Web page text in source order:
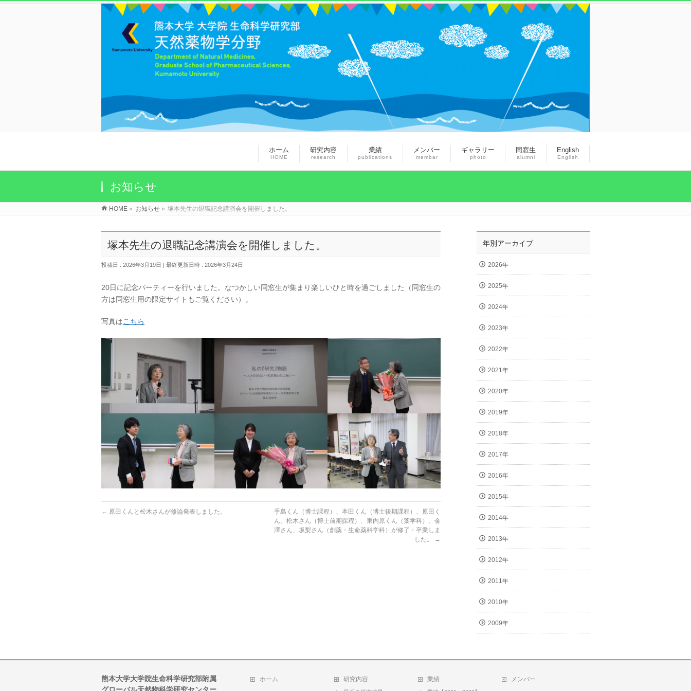
ホーム
HOME
研究内容
research
業績
publications
メンバー
membar
ギャラリー
photo
同窓生
alumni
English
English
お知らせ
HOME » お知らせ » 塚本先生の退職記念講演会を開催しました。
塚本先生の退職記念講演会を開催しました。
投稿日 : 2026年3月19日 最終更新日時 : 2026年3月24日
20日に記念パーティーを行いました。なつかしい同窓生が集まり楽しいひと時を過ごしました（同窓生の
方は同窓生用の限定サイトもご覧ください）。
写真はこちら
← 原田くんと松木さんが修論発表しました。
手島くん（博士課程）、本田くん（博士後期課程）、原田く
ん、松木さん（博士前期課程）、東内原くん（薬学科）、金
澤さん、坂梨さん（創薬・生命薬科学科）が修了・卒業しま
した。
→
年別アーカイブ
2026年
2025年
2024年
2023年
2022年
2021年
2020年
2019年
2018年
2017年
2016年
2015年
2014年
2013年
2012年
2011年
2010年
2009年
熊本大学大学院生命科学研究部附属
ホーム 研究内容 業績 メンバー